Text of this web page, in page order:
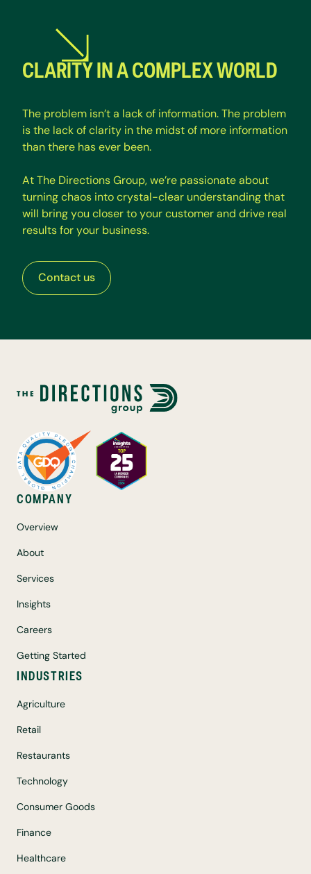
CLARITY IN A COMPLEX WORLD
The problem isn’ta lackof information.The problem
isthe lackofclarity inthe midstof more information
thanthere hasever been.
AtThe DirectionsGroup,we’re passionateabout
turningchaos intocrystal-clear understandingthat
will bringyou closertoyourcustomerand drive real
resultsforyour business.
Contact us
COMPANY
Overview
About
Services
Insights
Careers
Getting Started
INDUSTRIES
Agriculture
Retail
Restaurants
Technology
Consumer Goods
Finance
Healthcare